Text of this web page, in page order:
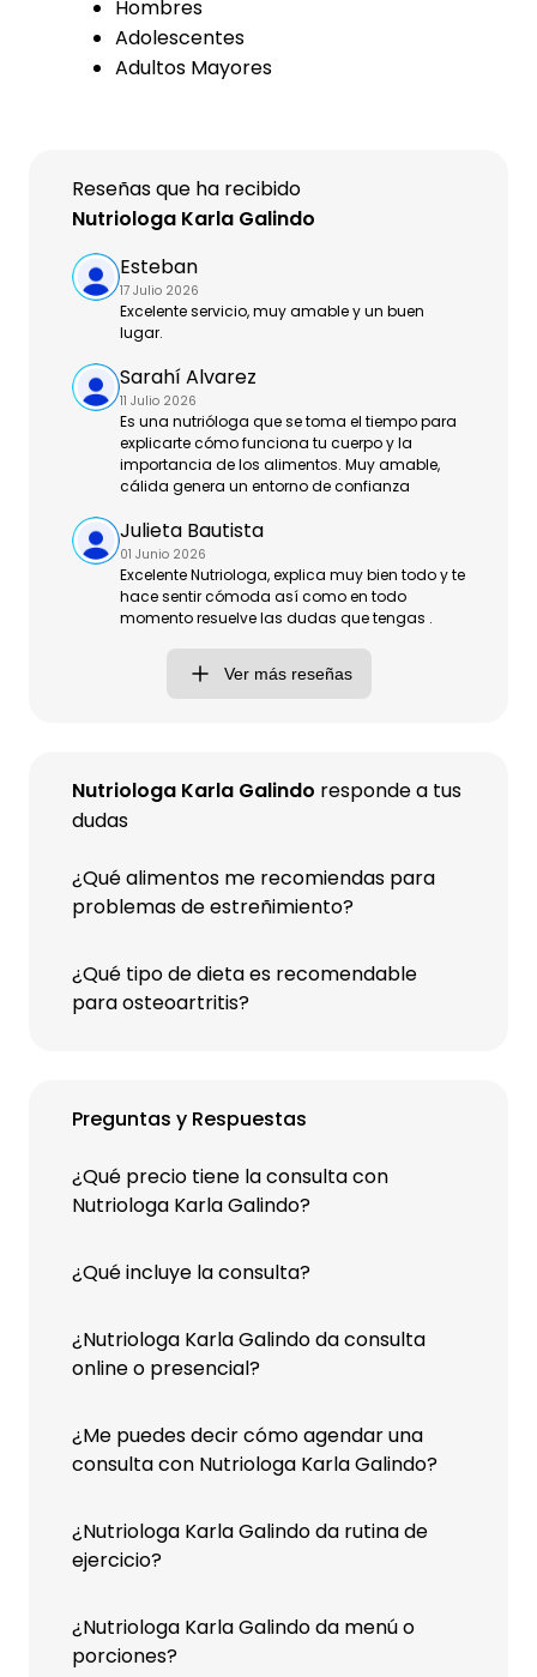
Hombres
Adolescentes
Adultos Mayores
Nutriologa Karla Galindo responde a tus
dudas
¿Qué alimentos me recomiendas para
problemas de estreñimiento?
¿Qué tipo de dieta es recomendable
para osteoartritis?
Preguntas y Respuestas
¿Qué precio tiene la consulta con
Nutriologa Karla Galindo?
¿Qué incluye la consulta?
¿Nutriologa Karla Galindo da consulta
online o presencial?
¿Me puedes decir cómo agendar una
consulta con Nutriologa Karla Galindo?
¿Nutriologa Karla Galindo da rutina de
ejercicio?
¿Nutriologa Karla Galindo da menú o
porciones?
Reseñas que ha recibido
Nutriologa Karla Galindo
Esteban
17 Julio 2026
Excelente servicio, muy amable y un buen
lugar.
Sarahí Alvarez
11 Julio 2026
Es una nutrióloga que se toma el tiempo para
explicarte cómo funciona tu cuerpo y la
importancia de los alimentos. Muy amable,
cálida genera un entorno de confianza
Julieta Bautista
01 Junio 2026
Excelente Nutriologa, explica muy bien todo y te
hace sentir cómoda así como en todo
momento resuelve las dudas que tengas .
Ver más reseñas